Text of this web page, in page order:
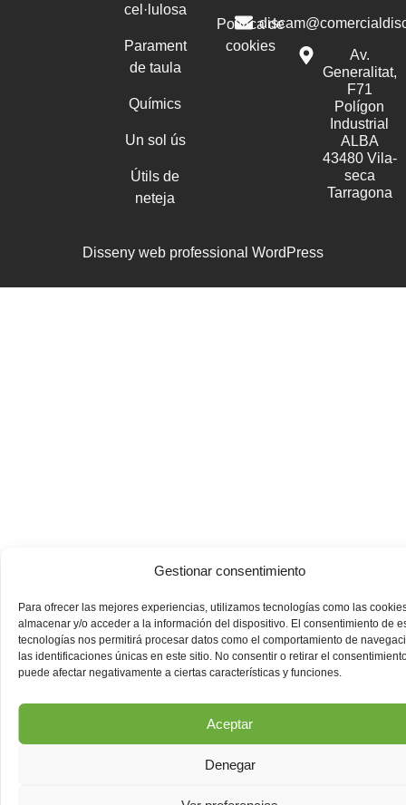
Gestionar consentimiento
Para ofrecer las mejores experiencias, utilizamos tecnologías como las
almacenar y/o acceder a la información del dispositivo. El consentimiento de
tecnologías nos permitirá procesar datos como el comportamiento de
las identificaciones únicas en este sitio. No consentir o retirar el
puede afectar negativamente a ciertas características y funciones.
Aceptar
Denegar
cel·lulosa
Parament
de taula
Químics
Un sol ús
Útils de
neteja
Política de
cookies
Av.
Generalitat,
F71
Polígon
Industrial
ALBA
43480 Vila-
seca
Tarragona
Disseny web professional WordPress